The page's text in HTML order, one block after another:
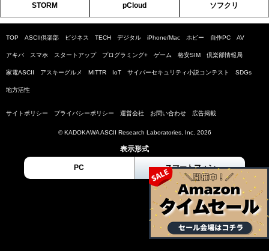
STORM pCloud ソフクリ
TOP ASCII倶楽部 ビジネス TECH デジタル iPhone/Mac ホビー 自作PC AV
アキバ スマホ スタートアップ プログラミング+ ゲーム 格安SIM 倶楽部情報局
家電ASCII アスキーグルメ MITTR IoT サイバーセキュリティ小説コンテスト SDGs
地方活性
サイトポリシー プライバシーポリシー 運営会社 お問い合わせ 広告掲載
© KADOKAWA ASCII Research Laboratories, Inc. 2026
表示形式
PC スマートフォン